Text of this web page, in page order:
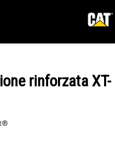
rinforzata XT-